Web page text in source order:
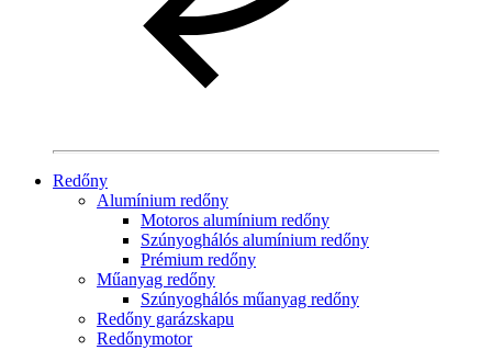
Redőny
Alumínium redőny
Motoros alumínium redőny
Szúnyoghálós alumínium redőny
Prémium redőny
Műanyag redőny
Szúnyoghálós műanyag redőny
Redőny garázskapu
Redőnymotor